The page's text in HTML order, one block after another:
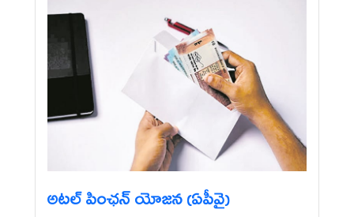
అటల్‌ పింఛన్‌ యోజన (ఏపీవై)